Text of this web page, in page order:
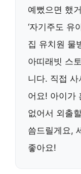
예뻤으면 했
‘자기주도 유
집 유치원 물
아띠래빗 스
니다. 직접
어요! 아이가
없어서 외출
씀드릴게요,
좋아요!